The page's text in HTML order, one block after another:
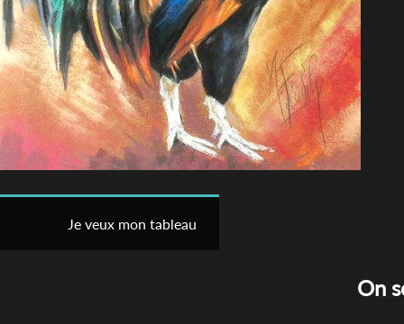
Je veux mon tableau
On